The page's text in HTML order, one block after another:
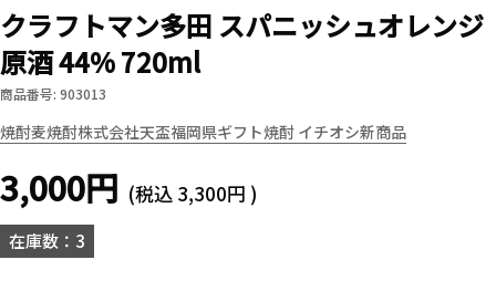
クラフトマン多田 スパニッシュオレンジ
原酒 44% 720ml
商品番号: 903013
焼酎麦焼酎株式会社天盃福岡県ギフト焼酎 イチオシ新商品
3,000円 (税込 3,300円 )
在庫数：3